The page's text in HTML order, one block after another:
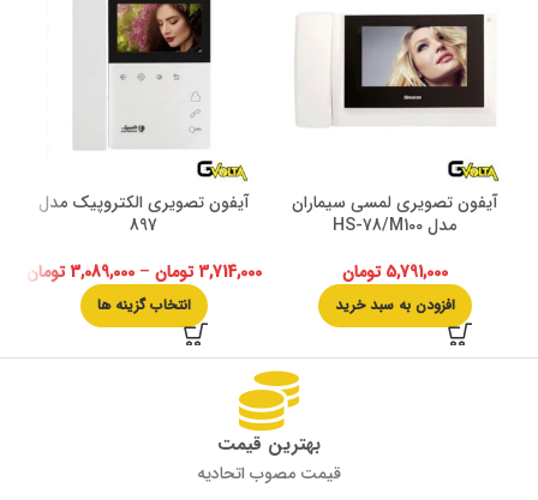
آیفون تصویری لمسی سیماران
مدل HS-78/M100
5,791,000 تومان
افزودن به سبد خرید
آیفون تصویری الکتروپیک مدل
897
3,714,000 تومان –
3,089,000 تومان
انتخاب گزینه ها
بهترین قیمت
قیمت مصوب اتحادیه